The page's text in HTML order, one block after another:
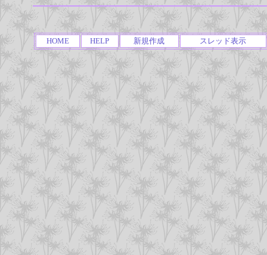
HOME HELP 新規作成 スレッド表示